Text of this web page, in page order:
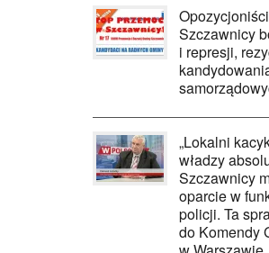
Szczawnicy
i represji,
„Lokalni
władzy
Szczawnicy
oparcie w
policji. Ta
do Komendy